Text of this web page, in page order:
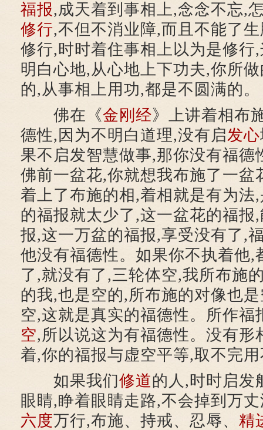
福报,成天着到事相上,念念不忘,
修行,不但不消业障,而且不能了
修行,时时着住事相上以为是修行
明白心地,从心地上下功夫,你所
的,从事相上用功,都是不圆满的。
佛在《金刚经》上讲着相布
德性,因为不明白道理,没有启发心
果不启发智慧做事,那你没有福德
佛前一盆花,你就想我布施了一盆
着上了布施的相,着相就是有为法
的福报就太少了,这一盆花的福报
报,这一万盆的福报,享受没有了,
他没有福德性。如果你不执着他,
了,就没有了,三轮体空,我所布施
的我,也是空的,所布施的对像也
空,这就是真实的福德性。所作福
空,所以说这为有福德性。没有形
着,你的福报与虚空平等,取不完
如果我们修道的人,时时启发
眼睛,睁着眼睛走路,不会掉到万
六度万行,布施、持戒、忍辱、 精